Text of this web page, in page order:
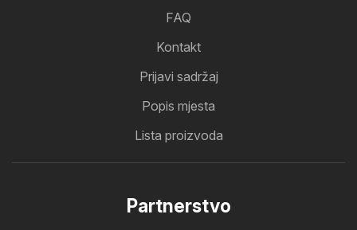
FAQ
Kontakt
Prijavi sadržaj
Popis mjesta
Lista proizvoda
Partnerstvo